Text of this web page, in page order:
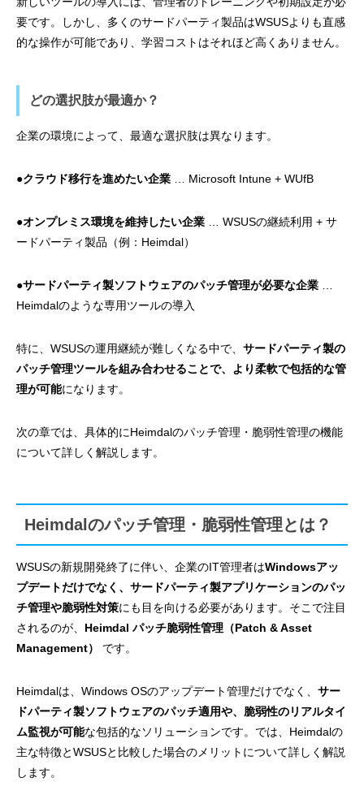
要です。しかし、多くのサードパーティ製品はWSUSよりも直感
的な操作が可能であり、学習コストはそれほど高くありません。
どの選択肢が最適か？
企業の環境によって、最適な選択肢は異なります。
●クラウド移行を進めたい企業 … Microsoft Intune + WUfB
●オンプレミス環境を維持したい企業 … WSUSの継続利用 + サ
ードパーティ製品（例：Heimdal）
●サードパーティ製ソフトウェアのパッチ管理が必要な企業
Heimdalのような専用ツールの導入
特に、WSUSの運用継続が難しくなる中で、 サードパーティ製の
パッチ管理ツールを組み合わせることで、より柔軟で包括的な管
理が可能になります。
次の章では、具体的にHeimdalのパッチ管理・脆弱性管理の機能
について詳しく解説します。
Heimdalのパッチ管理・脆弱性管理とは？
WSUSの新規開発終了に伴い、企業のIT管理者はWindowsアッ
プデートだけでなく、サードパーティ製アプリケーションのパッ
チ管理や脆弱性対策にも目を向ける必要があります。そこで注目
されるのが、 Heimdal パッチ脆弱性管理（Patch & Asset
Management）
です。
Heimdalは、Windows OSのアップデート管理だけでなく、 サー
ドパーティ製ソフトウェアのパッチ適用や、脆弱性のリアルタイ
ム監視が可能な包括的なソリューションです。では、Heimdalの
主な特徴とWSUSと比較した場合のメリットについて詳しく解説
します。